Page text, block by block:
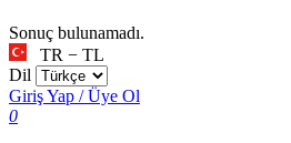
Sonuç bulunamadı.
TR − TL
Dil
Giriş Yap / Üye Ol
0